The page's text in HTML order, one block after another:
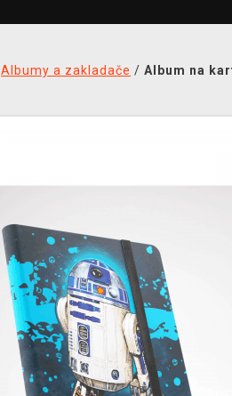
Albumy a zakladače / Album na